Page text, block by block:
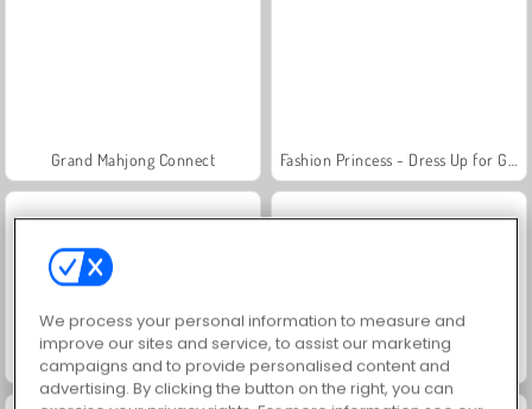
Grand Mahjong Connect
Masha and the Bear: Meadows Scala 40
We process your personal information to measure and
improve our sites and service, to assist our marketing
campaigns and to provide personalised content and
advertising. By clicking the button on the right, you can